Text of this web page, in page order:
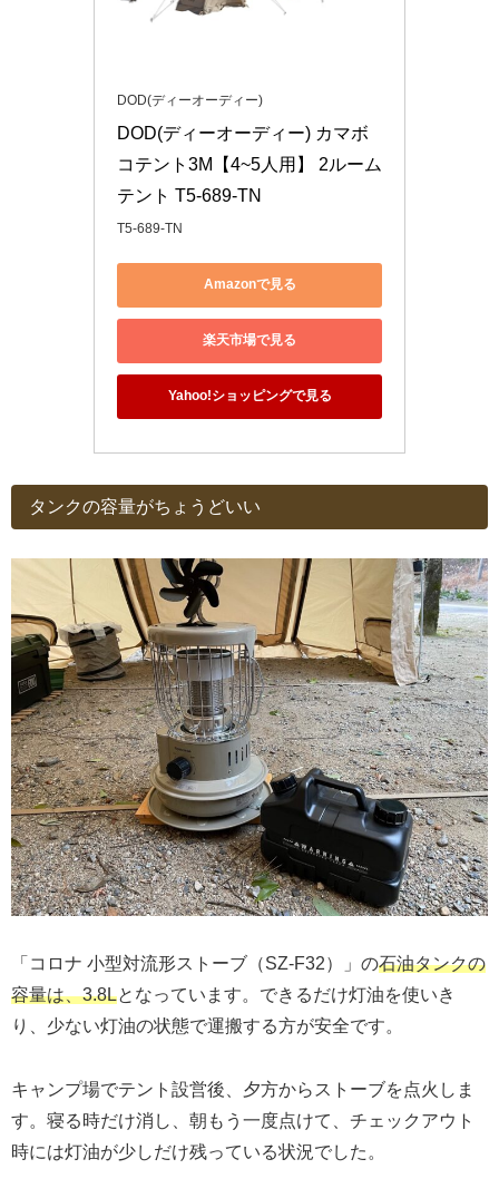
DOD(ディーオーディー)
DOD(ディーオーディー) カマボ
コテント3M【4~5人用】 2ルーム
テント T5-689-TN
T5-689-TN
Amazonで見る
楽天市場で見る
Yahoo!ショッピングで見る
タンクの容量がちょうどいい
「コロナ 小型対流形ストーブ（SZ-F32）」の石油タンクの
容量は、3.8Lとなっています。できるだけ灯油を使いき
り、少ない灯油の状態で運搬する方が安全です。
キャンプ場でテント設営後、夕方からストーブを点火しま
す。寝る時だけ消し、朝もう一度点けて、チェックアウト
時には灯油が少しだけ残っている状況でした。